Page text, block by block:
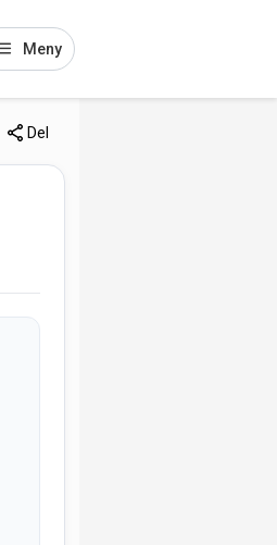
Meny
Del